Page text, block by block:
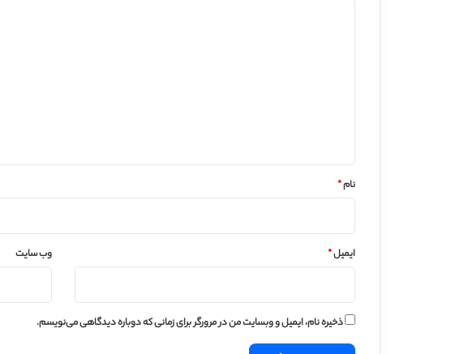
نام*
ایمیل* وب‌ سایت
ذخیره نام، ایمیل و وبسایت من در مرورگر برای زمانی که دوباره دیدگاهی می‌نویسم.